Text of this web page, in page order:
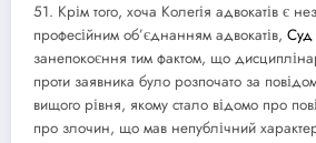
51. Крім того, хоча Колегія адвокатів є
професійним об’єднанням адвокатів, Суд
занепокоєння тим фактом, що
проти заявника було розпочато за
вищого рівня, якому стало відомо про
про злочин, що мав непублічний